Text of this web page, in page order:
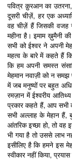
पवित्र क़ुरआन का
दूसरी चीज़ें, हर एक
वह चीज़ें हैं जिसकी वजह
महीना है। इमाम ख़ुमैनी
सभी को ईश्वर ने अपनी
महत्व के बारे में कहते हैं
कि हम अपनी समस्त
मेहमान नवाज़ी को न
में जब मनुष्यों पर बहुत
रमज़ान में ईश्वरीय
प्रकार कहते हैं, आप सभी
सभी अल्लाह के मेहान हैं,
आंतरिक इच्छा हो, तो वह
भी गया है तो उससे लाभ
इसीलिए है कि हमने इस
स्वीकार नहीं किया,